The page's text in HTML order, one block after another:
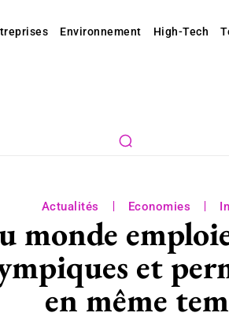
Environnement High-Tech
Actualités Economies
monde
et
en même